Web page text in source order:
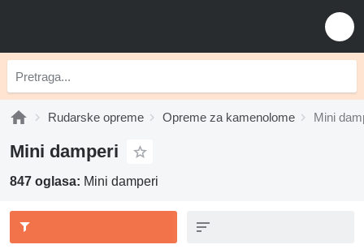
Rudarske opreme Opreme za kamenolome Mini
Mini damperi
847 oglasa: Mini damperi